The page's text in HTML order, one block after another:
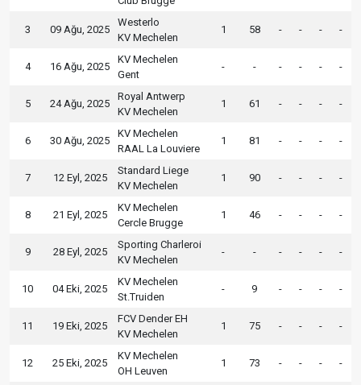
3 09 Ağu, 2025
Westerlo
KV Mechelen
1 58 - - - -
4 16 Ağu, 2025
KV Mechelen
Gent
- - - - - -
5 24 Ağu, 2025
Royal Antwerp
KV Mechelen
1 61 - - - -
6 30 Ağu, 2025
KV Mechelen
RAAL La Louviere
1 81 - - - -
7 12 Eyl, 2025
Standard Liege
KV Mechelen
1 90 - - - -
8 21 Eyl, 2025
KV Mechelen
Cercle Brugge
1 46 - - - -
9 28 Eyl, 2025
Sporting Charleroi
KV Mechelen
- - - - - -
10 04 Eki, 2025
KV Mechelen
St.Truiden
- 9 - - - -
11 19 Eki, 2025
FCV Dender EH
KV Mechelen
1 75 - - - -
12 25 Eki, 2025
KV Mechelen
OH Leuven
1 73 - - - -